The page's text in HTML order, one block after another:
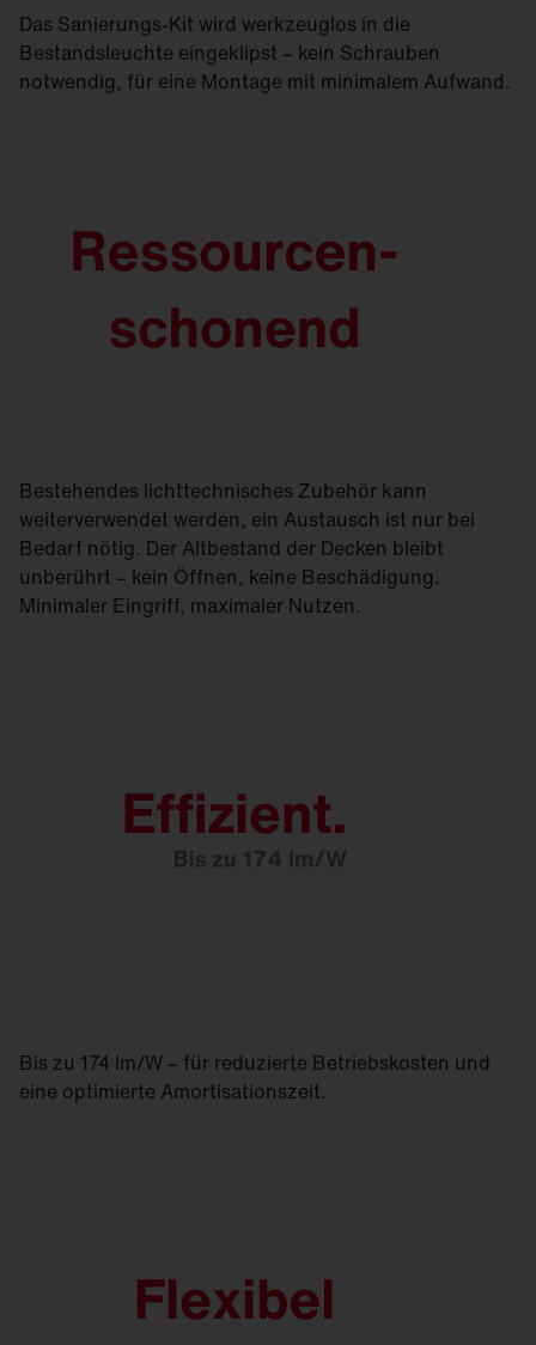
Das Sanierungs-Kit wird werkzeuglos in die
Bestandsleuchte eingeklipst – kein Schrauben
notwendig, für eine Montage mit minimalem Aufwand.
Bestehendes lichttechnisches Zubehör kann
weiterverwendet werden, ein Austausch ist nur bei
Bedarf nötig. Der Altbestand der Decken bleibt
unberührt – kein Öffnen, keine Beschädigung.
Minimaler Eingriff, maximaler Nutzen.
Bis zu 174 lm/W – für reduzierte Betriebskosten und
eine optimierte Amortisationszeit.